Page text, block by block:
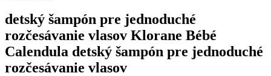
detský šampón pre jednoduché
rozčesávanie vlasov Klorane Bébé
Calendula detský šampón pre jednoduché
rozčesávanie vlasov